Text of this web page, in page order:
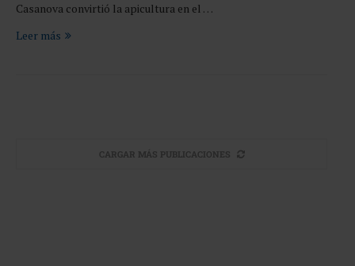
Casanova convirtió la apicultura en el …
Leer más
CARGAR MÁS PUBLICACIONES